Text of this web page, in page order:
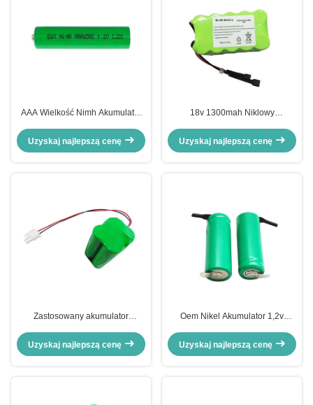
AAA Wielkość Nimh Akumulator
800mAh 1.2v
Uzyskaj najlepszą cenę
18v 1300mah Niklowy
Uzyskaj najlepszą cenę
Zastosowany akumulator
Mh
Uzyskaj najlepszą cenę
Oem Nikel Akumulator 1,2v
Uzyskaj najlepszą cenę